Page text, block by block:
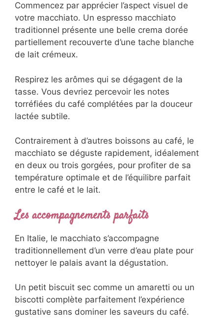
Commencez par apprécier l’aspect visuel de
votre macchiato. Un espresso macchiato
traditionnel présente une belle crema dorée
partiellement recouverte d’une tache blanche
de lait crémeux.
Respirez les arômes qui se dégagent de la
tasse. Vous devriez percevoir les notes
torréfiées du café complétées par la douceur
lactée subtile.
Contrairement à d’autres boissons au café, le
macchiato se déguste rapidement, idéalement
en deux ou trois gorgées, pour profiter de sa
température optimale et de l’équilibre parfait
entre le café et le lait.
Les accompagnements parfaits
En Italie, le macchiato s’accompagne
traditionnellement d’un verre d’eau plate pour
nettoyer le palais avant la dégustation.
Un petit biscuit sec comme un amaretti ou un
biscotti complète parfaitement l’expérience
gustative sans dominer les saveurs du café.